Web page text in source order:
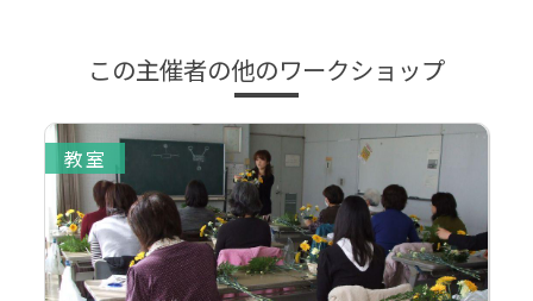
この主催者の他のワークショップ
教室